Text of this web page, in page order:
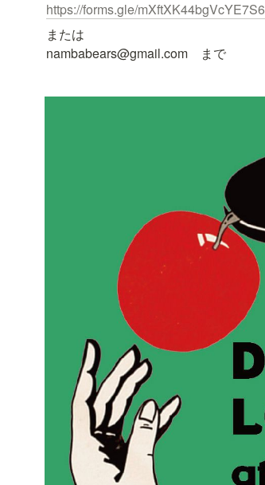
https://forms.gle/mXftXK44bgVcYE7S6
または
nambabears@gmail.com　まで